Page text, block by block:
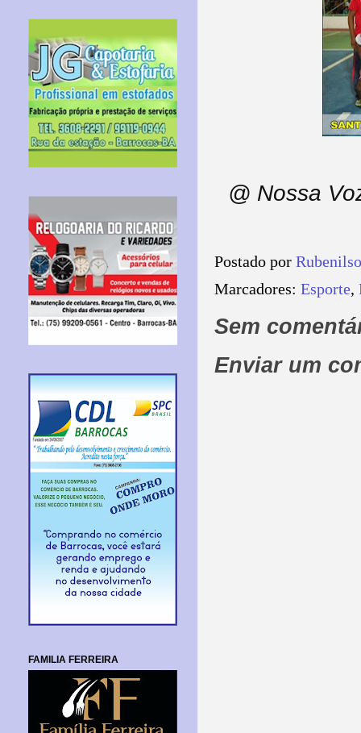
@ Nossa
Postado por
Marcadores: Esporte,
Sem
Enviar um
FAMILIA FERREIRA